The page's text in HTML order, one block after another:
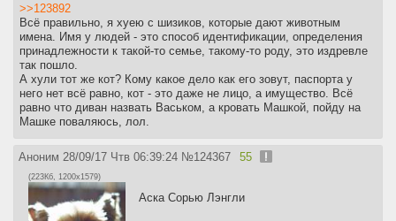
>>123892
Всё правильно, я хуею с шизиков, которые дают животным
имена. Имя у людей - это способ идентификации, определения
принадлежности к такой-то семье, такому-то роду, это издревле
так пошло.
А хули тот же кот? Кому какое дело как его зовут, паспорта у
него нет всё равно, кот - это даже не лицо, а имущество. Всё
равно что диван назвать Васьком, а кровать Машкой, пойду на
Машке поваляюсь, лол.
Аноним 28/09/17 Чтв 06:39:24 №124367 55
(223Кб, 1200x1579)
Аска Сорью Лэнгли